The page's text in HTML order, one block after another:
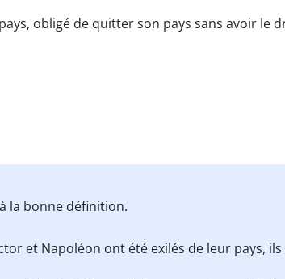
obligé de quitter son pays sans avoir le
la bonne définition.
et Napoléon ont été exilés de leur pays,